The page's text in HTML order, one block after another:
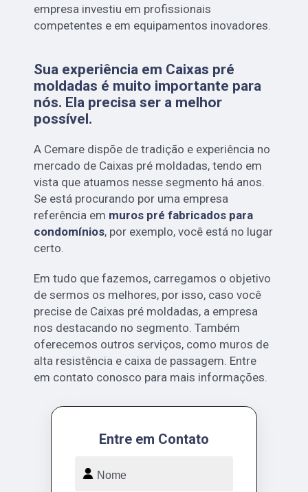
empresa investiu em profissionais
competentes e em equipamentos inovadores.
Sua experiência em Caixas pré
moldadas é muito importante para
nós. Ela precisa ser a melhor
possível.
A Cemare dispõe de tradição e experiência no
mercado de Caixas pré moldadas, tendo em
vista que atuamos nesse segmento há anos.
Se está procurando por uma empresa
referência em muros pré fabricados para
condomínios, por exemplo, você está no lugar
certo.
Em tudo que fazemos, carregamos o objetivo
de sermos os melhores, por isso, caso você
precise de Caixas pré moldadas, a empresa
nos destacando no segmento. Também
oferecemos outros serviços, como muros de
alta resistência e caixa de passagem. Entre
em contato conosco para mais informações.
Entre em Contato